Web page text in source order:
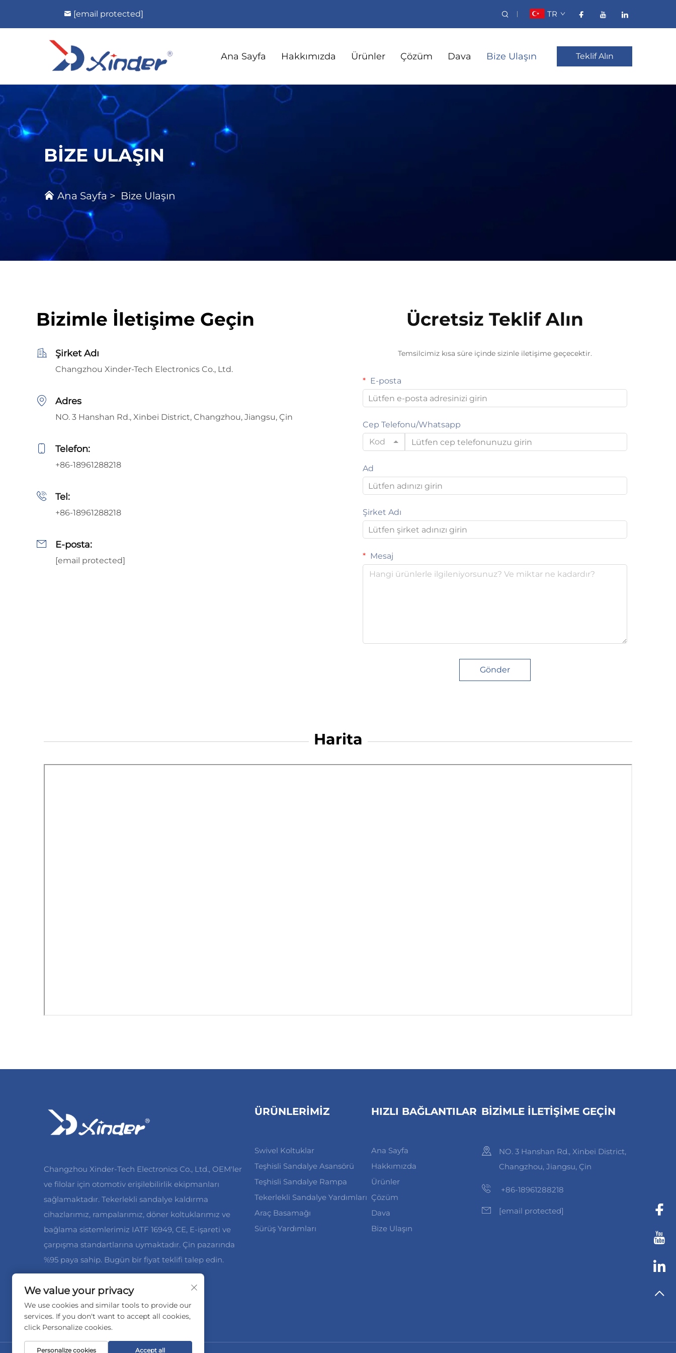
[email protected] TR
Ana Sayfa Hakkımızda Ürünler Çözüm Dava Bize Ulaşın Teklif Alın
BIZE ULAŞIN
Ana Sayfa > Bize Ulaşın
Bizimle İletişime Geçin
Şirket Adı
Changzhou Xinder-Tech Electronics Co., Ltd.
Adres
NO. 3 Hanshan Rd., Xinbei District, Changzhou, Jiangsu, Çin
Telefon:
+86-18961288218
Tel:
+86-18961288218
E-posta:
[email protected]
Ücretsiz Teklif Alın
Temsilcimiz kısa süre içinde sizinle iletişime geçecektir.
E-posta
Cep Telefonu/Whatsapp
Kod
Ad
Şirket Adı
Mesaj
Gönder
Harita
Changzhou Xinder-Tech Electronics Co., Ltd., OEM'ler
ve filolar için otomotiv erişilebilirlik ekipmanları
sağlamaktadır. Tekerlekli sandalye kaldırma
cihazlarımız, rampalarımız, döner koltuklarımız ve
bağlama sistemlerimiz IATF 16949, CE, E-işareti ve
çarpışma standartlarına uymaktadır. Çin pazarında
%95 paya sahip. Bugün bir fiyat teklifi talep edin.
ÜRÜNLERIMIZ
Swivel Koltuklar
Teşhisli Sandalye Asansörü
Teşhisli Sandalye Rampa
Tekerlekli Sandalye Yardımları
Araç Basamağı
Sürüş Yardımları
HIZLI BAĞLANTILAR
Ana Sayfa
Hakkımızda
Ürünler
Çözüm
Dava
Bize Ulaşın
BİZİMLE İLETİŞİME GEÇİN
NO. 3 Hanshan Rd., Xinbei District,
Changzhou, Jiangsu, Çin
+86-18961288218
[email protected]
We value your privacy
We use cookies and similar tools to provide our
services. If you don't want to accept all cookies,
click Personalize cookies.
Personalize cookies Accept all